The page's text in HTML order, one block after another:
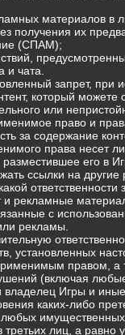
материалов в
получения их
(СПАМ);
чата.
запрет, при
который можете
или
право и
за содержание
права несет
его в
ссылки на другие
ответственности
и рекламные
с
рекламы.
установленных
правом, а
(включая
Игры и иные
каких-либо
лиц, а равно